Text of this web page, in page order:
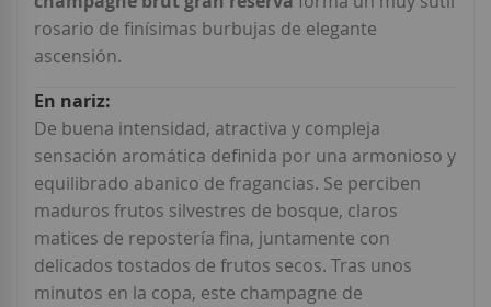
rosario de finísimas burbujas de elegante
ascensión.
De buena intensidad, atractiva y compleja
sensación aromática definida por una armonioso y
equilibrado abanico de fragancias. Se perciben
maduros frutos silvestres de bosque, claros
matices de repostería fina, juntamente con
delicados tostados de frutos secos. Tras unos
minutos en la copa, este champagne de